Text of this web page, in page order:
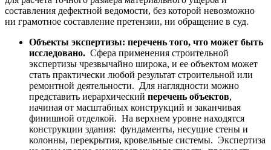
составления дефектной ведомости, без которой невозможно
ни грамотное составление претензии, ни обращение в суд.
Объекты экспертизы: перечень того, что может быть
исследовано. Сфера применения строительной
экспертизы чрезвычайно широка, и ее объектом может
стать практически любой результат строительной или
ремонтной деятельности. Для наглядности можно
представить иерархический перечень объектов,
начиная от масштабных конструкций и заканчивая
финишной отделкой. На верхнем уровне находятся
конструкции здания: фундаменты, несущие стены и
колонны, перекрытия, кровельные системы. Экспертиза